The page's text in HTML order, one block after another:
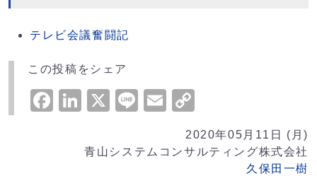
テレビ会議奮闘記
この投稿をシェア
Facebook
LinkedIn
X LineEmail
Link
2020年05月11日 (月)
青山システムコンサルティング株式会社
久保田一樹